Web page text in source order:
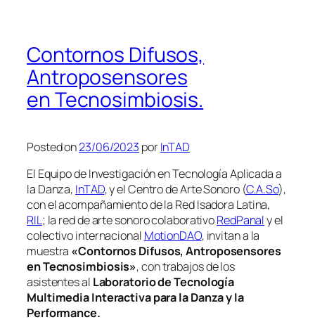
Contornos Difusos,
Antroposensores
en Tecnosimbiosis.
Posted on23/06/2023 porInTAD
El Equipo de Investigación en Tecnología Aplicada a
la Danza, InTAD, y el Centro de Arte Sonoro (C.A.So),
con el acompañamiento de la Red Isadora Latina,
RIL; la red de arte sonoro colaborativoRedPanaly el
colectivo internacional MotionDAO, invitan a la
muestra «Contornos Difusos, Antroposensores
en Tecnosimbiosis», con trabajos de los
asistentes al Laboratorio de Tecnología
Multimedia Interactiva para la Danza y la
Performance.